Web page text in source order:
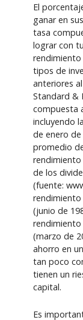
El
ganar en
tasa
lograr con
tipos de
anteriores
Standard &
compuesta
incluyendo
de enero
promedio
rendimiento
de los
(fuente:
rendimiento
(junio de
rendimiento
(marzo de
ahorro en
tan poco
tienen un
capital.
Es